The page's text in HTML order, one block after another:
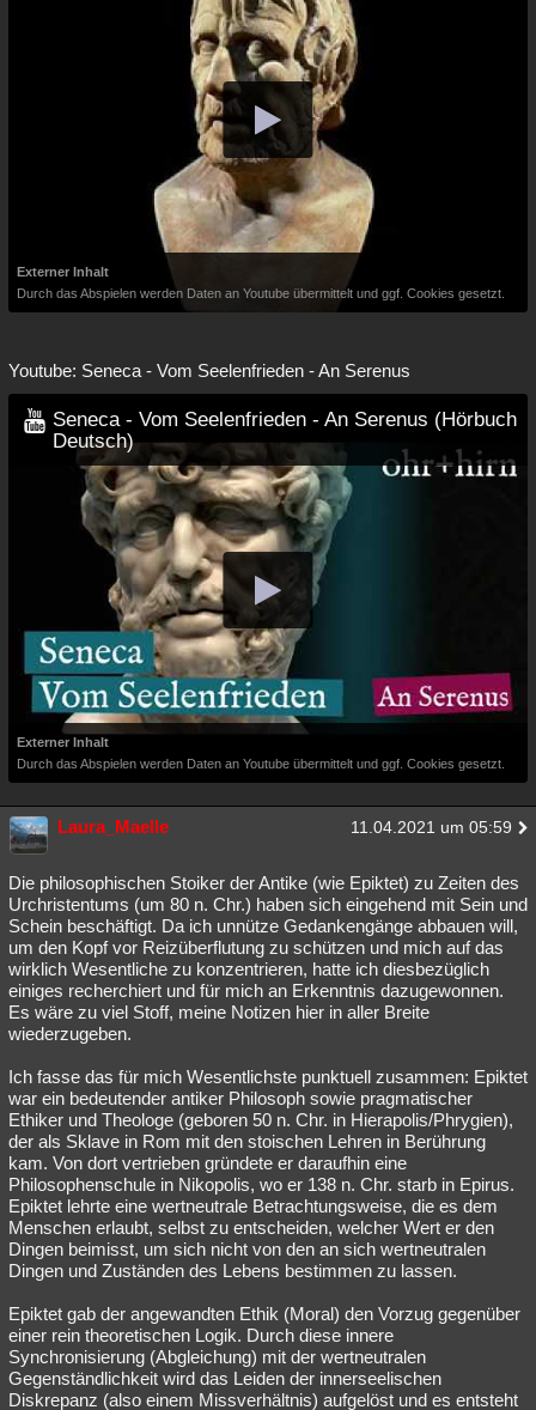
Externer Inhalt
Durch das Abspielen werden Daten an Youtube übermittelt und ggf. Cookies gesetzt.
Youtube: Seneca - Vom Seelenfrieden - An Serenus
Seneca - Vom Seelenfrieden - An Serenus (Hörbuch
Deutsch)
Externer Inhalt
Durch das Abspielen werden Daten an Youtube übermittelt und ggf. Cookies gesetzt.
Laura_Maelle 11.04.2021 um 05:59
Die philosophischen Stoiker der Antike (wie Epiktet) zu Zeiten des
Urchristentums (um 80 n. Chr.) haben sich eingehend mit Sein und
Schein beschäftigt. Da ich unnütze Gedankengänge abbauen will,
um den Kopf vor Reizüberflutung zu schützen und mich auf das
wirklich Wesentliche zu konzentrieren, hatte ich diesbezüglich
einiges recherchiert und für mich an Erkenntnis dazugewonnen.
Es wäre zu viel Stoff, meine Notizen hier in aller Breite
wiederzugeben.
Ich fasse das für mich Wesentlichste punktuell zusammen: Epiktet
war ein bedeutender antiker Philosoph sowie pragmatischer
Ethiker und Theologe (geboren 50 n. Chr. in Hierapolis/Phrygien),
der als Sklave in Rom mit den stoischen Lehren in Berührung
kam. Von dort vertrieben gründete er daraufhin eine
Philosophenschule in Nikopolis, wo er 138 n. Chr. starb in Epirus.
Epiktet lehrte eine wertneutrale Betrachtungsweise, die es dem
Menschen erlaubt, selbst zu entscheiden, welcher Wert er den
Dingen beimisst, um sich nicht von den an sich wertneutralen
Dingen und Zuständen des Lebens bestimmen zu lassen.
Epiktet gab der angewandten Ethik (Moral) den Vorzug gegenüber
einer rein theoretischen Logik. Durch diese innere
Synchronisierung (Abgleichung) mit der wertneutralen
Gegenständlichkeit wird das Leiden der innerseelischen
Diskrepanz (also einem Missverhältnis) aufgelöst und es entsteht